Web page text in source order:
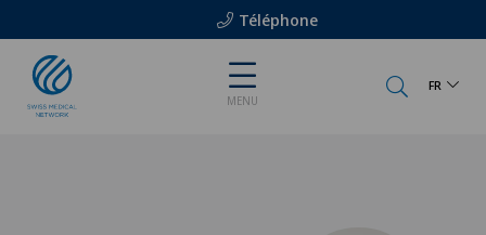
Téléphone
MENU
FR